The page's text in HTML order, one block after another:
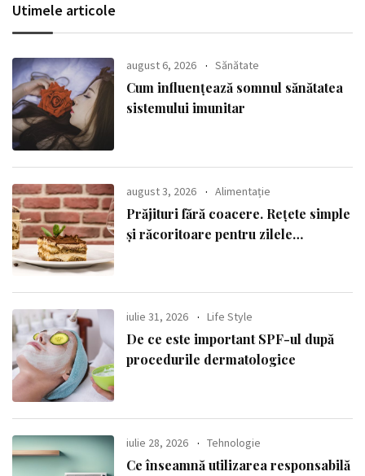
Utimele articole
august 6, 2026 Sănătate
Cum influențează somnul sănătatea
sistemului imunitar
august 3, 2026 Alimentație
Prăjituri fără coacere. Rețete simple
și răcoritoare pentru zilele
iulie 31, 2026 Life Style
De ce este important SPF-ul după
procedurile dermatologice
iulie 28, 2026 Tehnologie
Ce înseamnă utilizarea responsabilă